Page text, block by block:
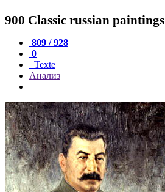
900 Classic russian paintings
809 / 928
0
Texte
Анализ